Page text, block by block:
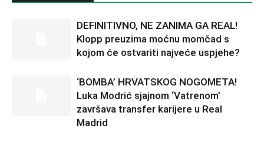
DEFINITIVNO, NE ZANIMA GA REAL!
Klopp preuzima moćnu momčad s
kojom će ostvariti najveće uspjehe?
‘BOMBA’ HRVATSKOG NOGOMETA!
Luka Modrić sjajnom ‘Vatrenom’
završava transfer karijere u Real
Madrid